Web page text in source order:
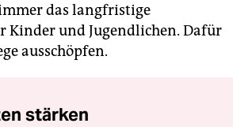
das langfristige
Kinder und Jugendlichen. Dafür
ausschöpfen.
stärken